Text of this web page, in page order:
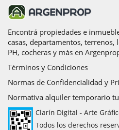
Encontrá propiedades e
casas, departamentos, terrenos,
PH, cocheras y más en
Términos y Condiciones
Normas de Confidencialidad y
Normativa alquiler temporario
Clarín Digital - Arte
Todos los derechos